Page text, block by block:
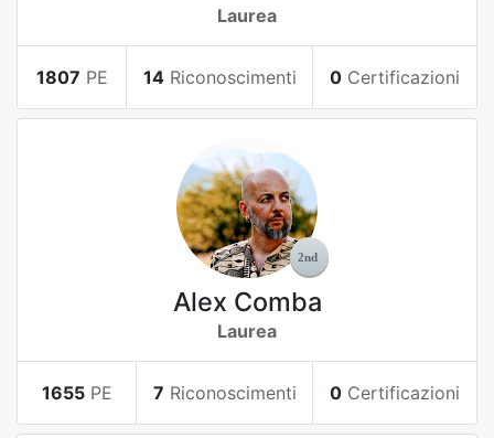
Laurea
1807 PE 14 Riconoscimenti 0 Certificazioni
Alex Comba
Laurea
1655 PE 7 Riconoscimenti 0 Certificazioni